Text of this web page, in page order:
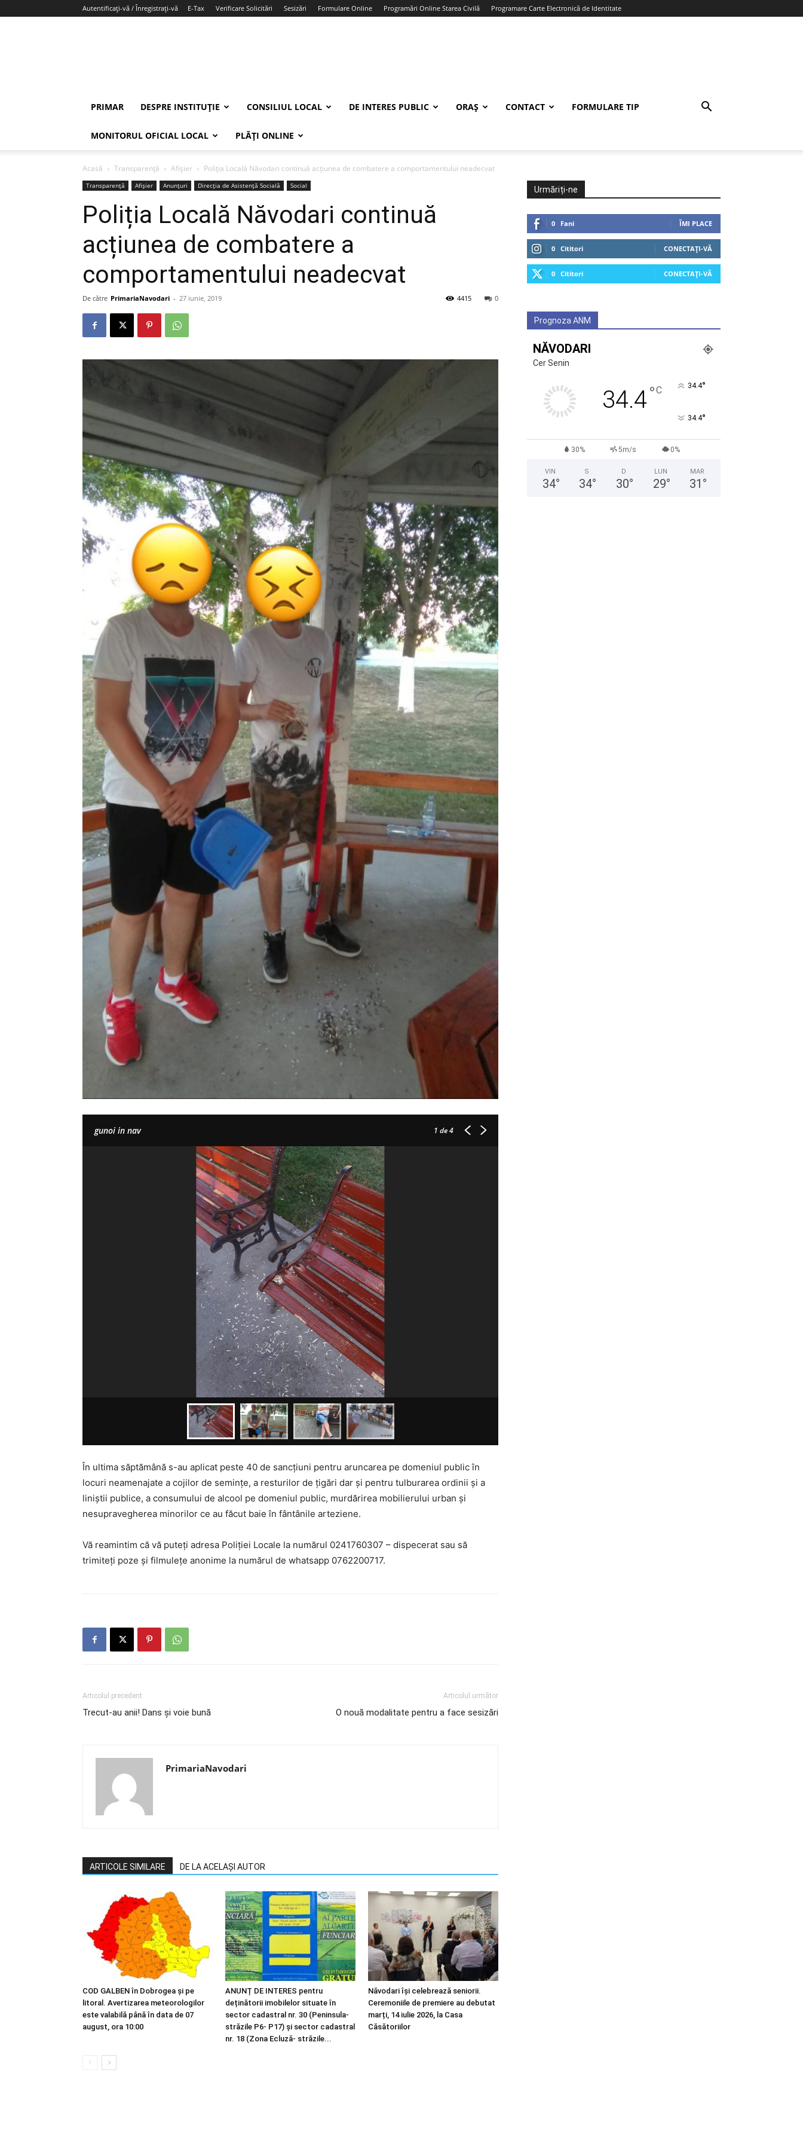
Autentificați-vă / Înregistrați-vă E-Tax Verificare Solicitări Sesizări Formulare Online Programări Online Starea Civilă Programare Carte Electronică de Identitate
PRIMAR DESPRE INSTITUȚIE CONSILIUL LOCAL DE INTERES PUBLIC ORAȘ CONTACT FORMULARE TIP
MONITORUL OFICIAL LOCAL PLĂȚI ONLINE
Acasă Transparență Afișier Poliția Locală Năvodari continuă acțiunea de combatere a comportamentului neadecvat
Transparență Afișier Anunțuri Direcția de Asistență Socială Social
Poliția Locală Năvodari continuă
acțiunea de combatere a
comportamentului neadecvat
De către PrimariaNavodari - 27 iunie, 2019 0
4415
gunoi in nav 1 de 4
În ultima săptămână s-au aplicat peste 40 de sancțiuni pentru aruncarea pe domeniul public în
locuri neamenajate a cojilor de semințe, a resturilor de țigări dar și pentru tulburarea ordinii și a
liniștii publice, a consumului de alcool pe domeniul public, murdărirea mobilierului urban și
nesupravegherea minorilor ce au făcut baie în fântânile arteziene.
Vă reamintim că vă puteți adresa Poliției Locale la numărul 0241760307 – dispecerat sau să
trimiteți poze și filmulețe anonime la numărul de whatsapp 0762200717.
Articolul precedent
Trecut-au anii! Dans și voie bună
Articolul următor
O nouă modalitate pentru a face sesizări
PrimariaNavodari
ARTICOLE SIMILARE DE LA ACELAȘI AUTOR
COD GALBEN în Dobrogea și pe
litoral. Avertizarea meteorologilor
este valabilă până în data de 07
august, ora 10:00
ANUNȚ DE INTERES pentru
deținătorii imobilelor situate în
sector cadastral nr. 30 (Peninsula-
străzile P6- P17) și sector cadastral
nr. 18 (Zona Ecluză- străzile...
Năvodari își celebrează seniorii.
Ceremoniile de premiere au debutat
marți, 14 iulie 2026, la Casa
Căsătoriilor
Urmăriți-ne
0 Fani ÎMI PLACE
0 Cititori CONECTAȚI-VĂ
0 Cititori CONECTAȚI-VĂ
Prognoza ANM
NĂVODARI
Cer Senin
34.4°C 34.4°
34.4°
30% 5m/s 0%
VIN
34°
S
34°
D
30°
LUN
29°
MAR
31 °